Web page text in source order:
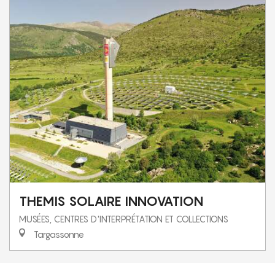
THEMIS SOLAIRE INNOVATION
MUSÉES, CENTRES D'INTERPRÉTATION ET COLLECTIONS
Targassonne